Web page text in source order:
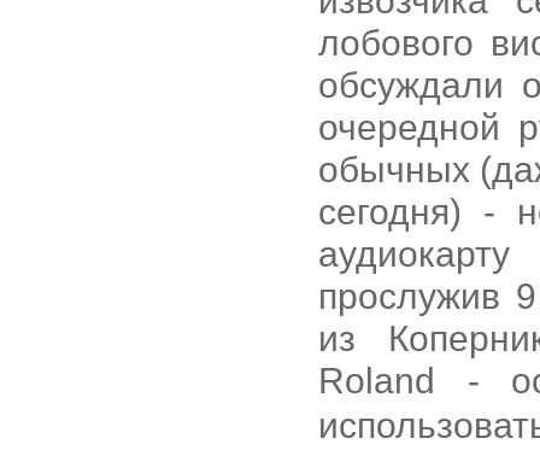
лобового
обсуждали
очередной
обычных
сегодня) -
прослужив
из
Roland -